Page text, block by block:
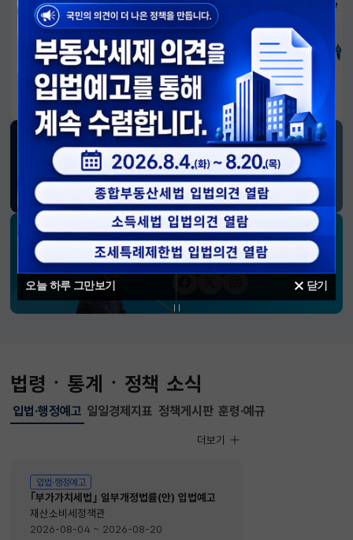
오늘 하루 그만보기 닫기
알림판
국민이 만든 대전환의 길-회복과 도약, 모두의 1년
재정경제부 SNS 소식
블로그페이스북트위터(X)유튜브인스타그램
소통하는 경제 리더 구윤철 장관의
SNS 채널
법령ㆍ통계ㆍ정책 소식
입법·행정예고
선택됨
입법·행정예고
입법·행정예고
｢부가가치세법｣ 일부개정법률(안) 입법예고
재산소비세정책관
2026-08-04 ~ 2026-08-20
입법·행정예고
더보기
일일경제지표 정책게시판 훈령·예규